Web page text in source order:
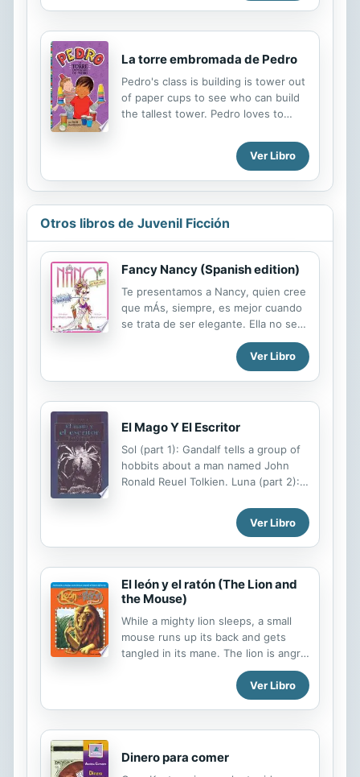
¿Será que su gran imaginación lo
Tierra?
La torre embromada de Pedro
Pedro's class is building is tower out
of paper cups to see who can build
the tallest tower. Pedro loves to
Troublemaker Roddy is on his team.
Can Pedro and Roddy learn to work
together? A glossary and critical
thinking questions make this a great
title for libraries, while a collection of
jokes adds to the fun.
Ver Libro
Otros libros de Juvenil Ficción
Fancy Nancy (Spanish edition)
Te presentamos a Nancy, quien cree
que mÁs, siempre, es mejor cuando
se trata de ser elegante. Ella no se
pierde un detalle, desde la punta de
su corona hasta la brillantina de sus
zapatos, y estÁ decidida a enseÑar a
estampa de la elegancia. La manera
en que Nancy transforma a sus
padres y a su hermanita para salir
una noche juntos da lugar a una
historia divertida y enternecedora,
que les encantarÁ a todas aquellas
casa sin emperifollarse de la cabeza
Ver Libro
El Mago Y El Escritor
Sol (part 1): Gandalf tells a group of
hobbits about a man named John
Ronald Reuel Tolkien. Luna (part 2):
from older legends like Beowulf to
create the world of Middle Earth.
Ver Libro
El león y el ratón (The Lion and
the Mouse)
While a mighty lion sleeps, a small
mouse runs up its back and gets
tangled in its mane. The lion is angry.
No one should disturb the king of
the beasts! The lion says that it will
eat the mouse. But the mouse
that one day it may be able to save
the life of the lion. The lion laughs at
that. How could a tiny mouse save a
Ver Libro
Dinero para comer